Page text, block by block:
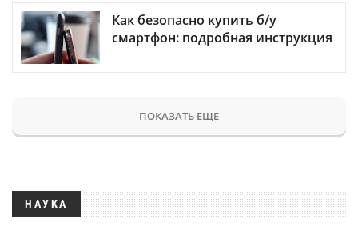
Как безопасно купить б/у
смартфон: подробная инструкция
ПОКАЗАТЬ ЕЩЕ
НАУКА